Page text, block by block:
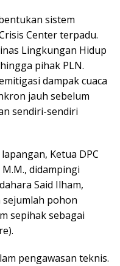
sistem
Center terpadu.
Lingkungan Hidup
pihak PLN.
dampak cuaca
jauh sebelum
sendiri-sendiri
Ketua DPC
M.M., didampingi
Said Ilham,
pohon
sepihak sebagai
pengawasan teknis.